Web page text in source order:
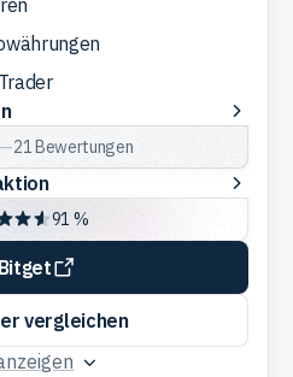
—21 Bewertungen
91 %
vergleichen